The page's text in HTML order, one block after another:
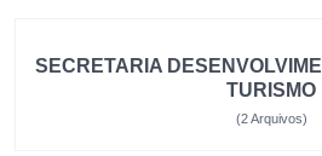
SECRETARIA
TURISMO
(2 Arquivos)